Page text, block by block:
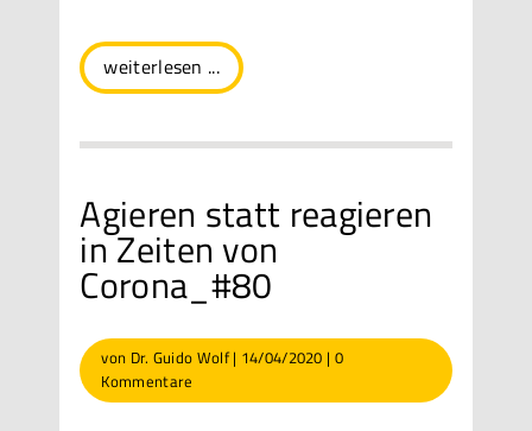
weiterlesen ...
Agieren statt reagieren
in Zeiten von
Corona_#80
von Dr. Guido Wolf| 14/04/2020 | 0
Kommentare